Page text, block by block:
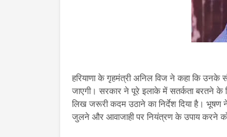
हरियाणा के गृहमंत्री अनिल विज ने कहा कि उनके
जाएगी। सरकार ने पूरे इलाके में सतर्कता बरतने के
लिख जरूरी कदम उठाने का निर्देश दिया है। भूषण
जुलने और आवाजाही पर नियंत्रण के उपाय करने